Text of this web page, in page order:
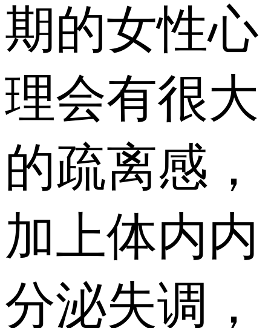
期的女性心
理会有很大
的疏离感，
加上体内内
分泌失调，